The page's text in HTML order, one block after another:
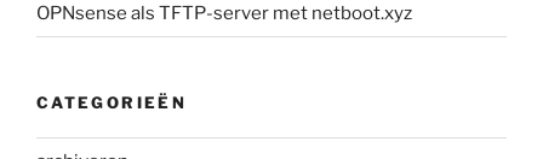
OPNsense als TFTP-server met netboot.xyz
CATEGORIEËN